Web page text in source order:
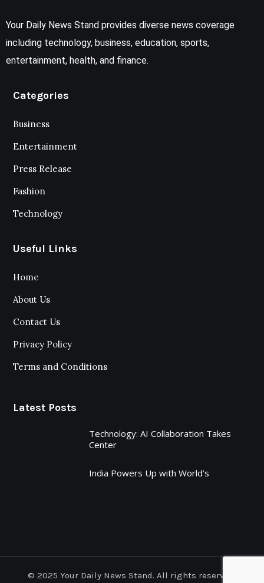
Your Daily News Stand provides diverse news coverage
including technology, business, education, sports,
entertainment, health, and finance.
Categories
Business
Entertainment
Press Release
Fashion
Technology
Useful Links
Home
About Us
Contact Us
Privacy Policy
Terms and Conditions
Latest Posts
Technology: AI Collaboration Takes
Center
India Powers Up with World’s
© 2025 Your Daily News Stand. All rights reserved.